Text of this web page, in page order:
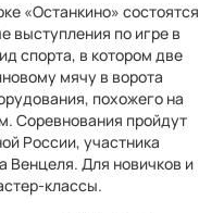
«Останкино» состоятся
выступления по игре в
спорта, в котором две
мячу в ворота
похожего на
Соревнования пройдут
России, участника
Венцеля. Для новичков и
классы.